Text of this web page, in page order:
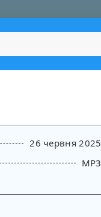
26 червня 2025
MP3